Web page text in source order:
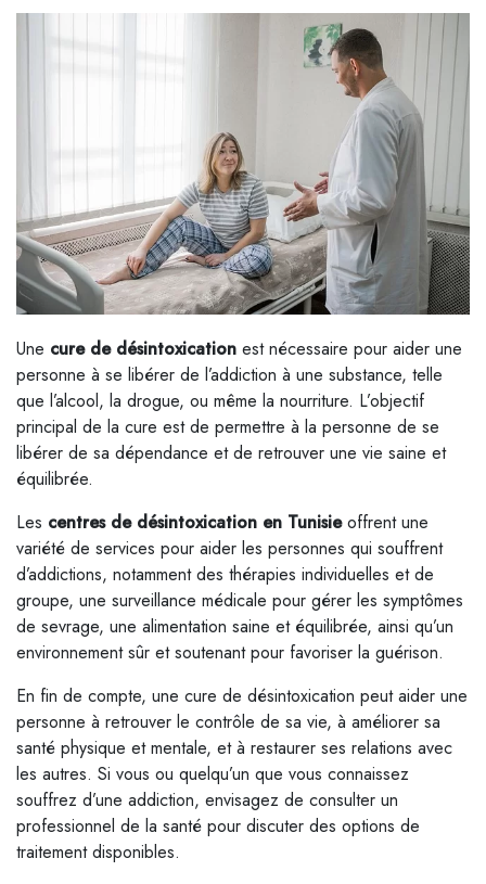
Une cure de désintoxication est nécessaire pour aider une
personne à se libérer de l’addiction à une substance, telle
que l’alcool, la drogue, ou même la nourriture. L’objectif
principal de la cure est de permettre à la personne de se
libérer de sa dépendance et de retrouver une vie saine et
équilibrée.
Les centres de désintoxication en Tunisieoffrent une
variété de services pour aider les personnes qui souffrent
d’addictions, notamment des thérapies individuelles et de
groupe, une surveillance médicale pour gérer les symptômes
de sevrage, une alimentation saine et équilibrée, ainsi qu’un
environnement sûr et soutenant pour favoriser la guérison.
En fin de compte, une cure de désintoxication peut aider une
personne à retrouver le contrôle de sa vie, à améliorer sa
santé physique et mentale, et à restaurer ses relations avec
les autres. Si vous ou quelqu’un que vous connaissez
souffrez d’une addiction, envisagez de consulter un
professionnel de la santé pour discuter des options de
traitement disponibles.